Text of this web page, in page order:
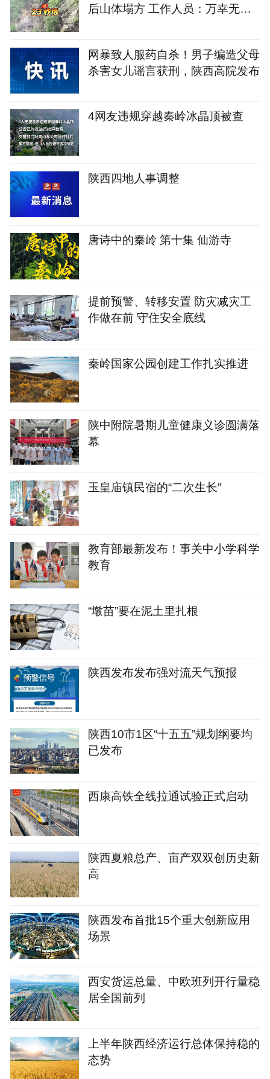
后山体塌方 工作人员：万幸无人
网暴致人服药自杀！男子编造父母
杀害女儿谣言获刑，陕西高院发布
4网友违规穿越秦岭冰晶顶被查
陕西四地人事调整
唐诗中的秦岭 第十集 仙游寺
提前预警、转移安置 防灾减灾工
作做在前 守住安全底线
秦岭国家公园创建工作扎实推进
陕中附院暑期儿童健康义诊圆满落
幕
玉皇庙镇民宿的“二次生长”
教育部最新发布！事关中小学科学
教育
“墩苗”要在泥土里扎根
陕西发布发布强对流天气预报
陕西10市1区“十五五”规划纲要均
已发布
西康高铁全线拉通试验正式启动
陕西夏粮总产、亩产双双创历史新
高
陕西发布首批15个重大创新应用
场景
西安货运总量、中欧班列开行量稳
居全国前列
上半年陕西经济运行总体保持稳的
态势